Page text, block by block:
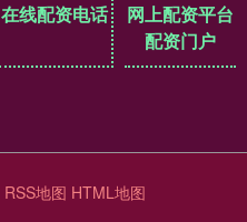
在线配资电话
网上配资平台
配资门户
RSS地图 HTML地图